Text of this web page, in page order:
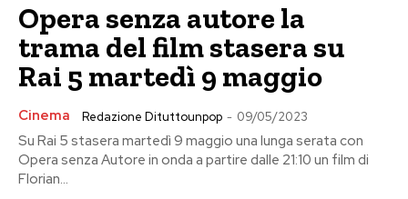
Opera senza autore la
trama del film stasera su
Rai 5 martedì 9 maggio
Cinema Redazione Dituttounpop - 09/05/2023
Su Rai 5 stasera martedì 9 maggio una lunga serata con
Opera senza Autore in onda a partire dalle 21:10 un film di
Florian...